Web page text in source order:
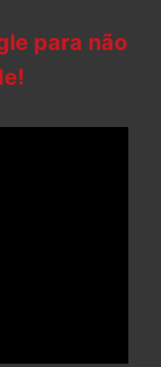
para não